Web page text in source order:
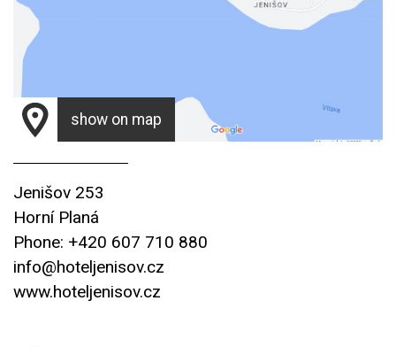
show on map
Jenišov 253
Horní Planá
Phone: +420 607 710 880
info@hoteljenisov.cz
www.hoteljenisov.cz